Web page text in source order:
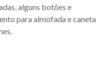
alguns botões e
para almofada e caneta